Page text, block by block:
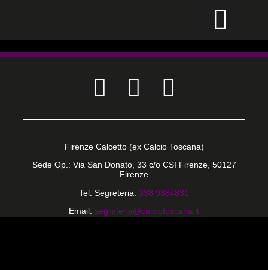
Firenze Calcetto (ex Calcio Toscana)
Sede Op.: Via San Donato, 33 c/o CSI Firenze, 50127
Firenze
Tel. Segreteria: 338 9384831
Email: segreteria@calciotoscana.it